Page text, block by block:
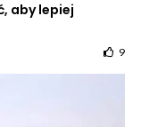
aby lepiej
9